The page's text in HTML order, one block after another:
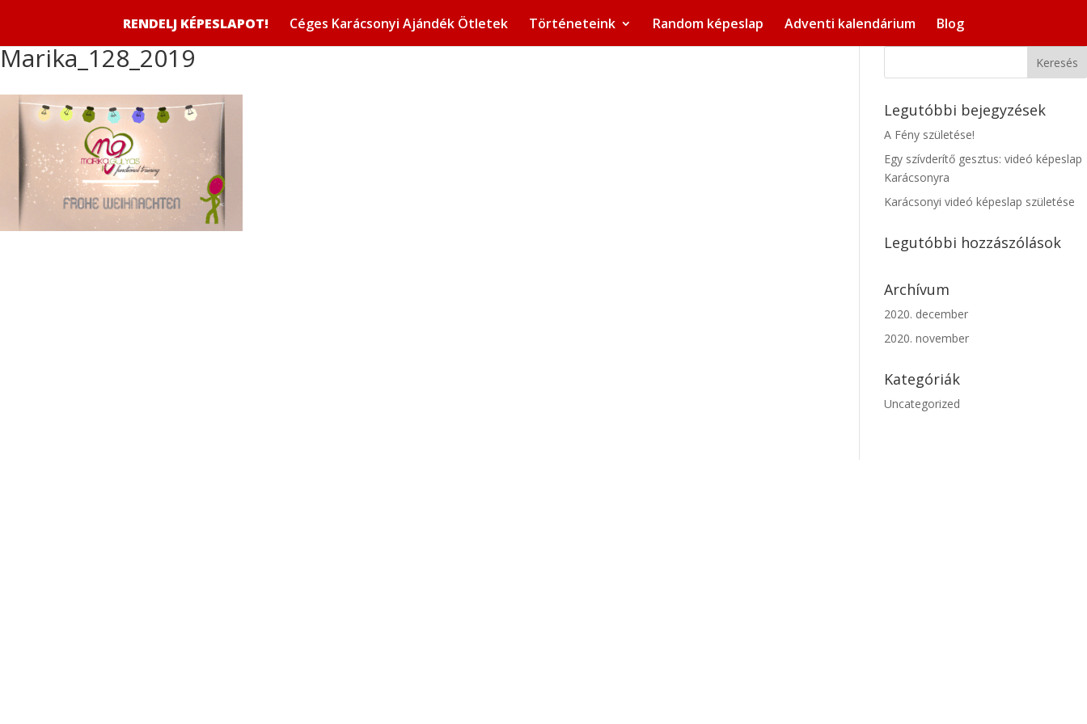
RENDELJ KÉPESLAPOT! Céges Karácsonyi Ajándék Ötletek Történeteink Random képeslap Adventi kalendárium Blog
Marika_128_2019
Legutóbbi bejegyzések
A Fény születése!
Egy szívderítő gesztus: videó képeslap
Karácsonyra
Karácsonyi videó képeslap születése
Legutóbbi hozzászólások
Archívum
2020. december
2020. november
Kategóriák
Uncategorized